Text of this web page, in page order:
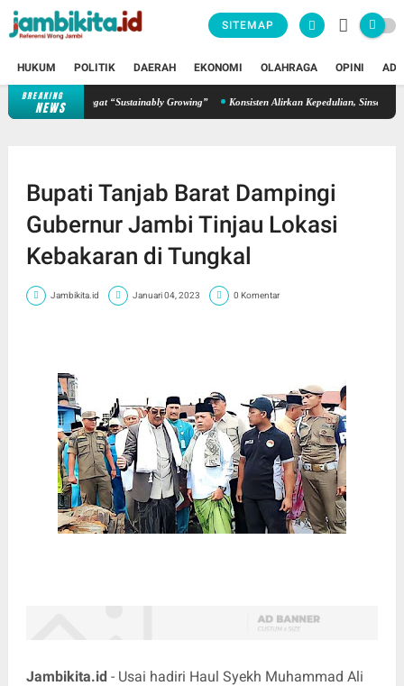
SITEMAP
HUKUM POLITIK DAERAH EKONOMI OLAHRAGA OPINI
BREAKING
NEWS
Semangat “Sustainably Growing” Konsisten Alirkan Kepedulian, Sinsen Gelar
Bupati Tanjab Barat Dampingi
Gubernur Jambi Tinjau Lokasi
Kebakaran di Tungkal
Jambikita.id Januari 04, 2023 0 Komentar
Jambikita.id- Usai hadiri Haul Syekh Muhammad Ali